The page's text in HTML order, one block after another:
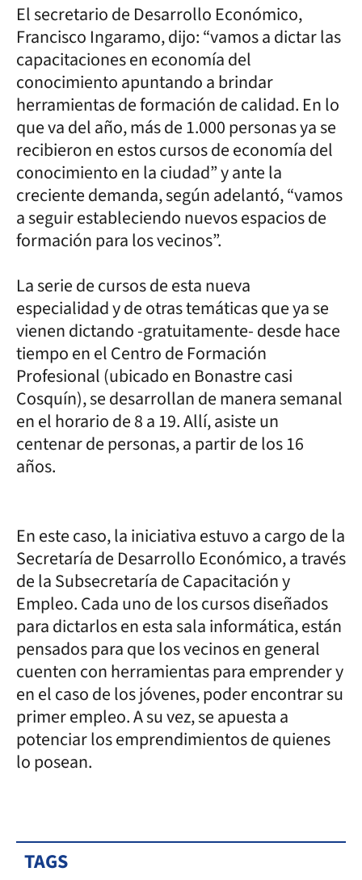
El secretario de Desarrollo Económico,
Francisco Ingaramo, dijo: “vamos a dictar las
capacitaciones en economía del
conocimiento apuntando a brindar
herramientas de formación de calidad. En lo
que va del año, más de 1.000 personas ya se
recibieron en estos cursos de economía del
conocimiento en la ciudad” y ante la
creciente demanda, según adelantó, “vamos
a seguir estableciendo nuevos espacios de
formación para los vecinos”.
La serie de cursos de esta nueva
especialidad y de otras temáticas que ya se
vienen dictando -gratuitamente- desde hace
tiempo en el Centro de Formación
Profesional (ubicado en Bonastre casi
Cosquín), se desarrollan de manera semanal
en el horario de 8 a 19. Allí, asiste un
centenar de personas, a partir de los 16
años.
En este caso, la iniciativa estuvo a cargo de la
Secretaría de Desarrollo Económico, a través
de la Subsecretaría de Capacitación y
Empleo. Cada uno de los cursos diseñados
para dictarlos en esta sala informática, están
pensados para que los vecinos en general
cuenten con herramientas para emprender y
en el caso de los jóvenes, poder encontrar su
primer empleo. A su vez, se apuesta a
potenciar los emprendimientos de quienes
lo posean.
TAGS